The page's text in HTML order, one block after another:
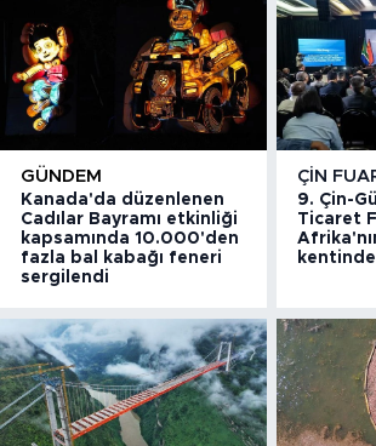
GÜNDEM
Kanada'da düzenlenen
Cadılar Bayramı etkinliği
kapsamında 10.000'den
fazla bal kabağı feneri
sergilendi
ÇIN
9. Çin-
Ticaret